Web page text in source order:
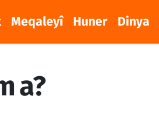
Meqaleyî Huner Dinya
a?